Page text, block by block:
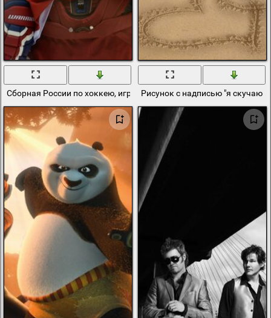
Сборная России по хоккею, игроки обнимаются на льду
Рисунок с надписью "я скучаю